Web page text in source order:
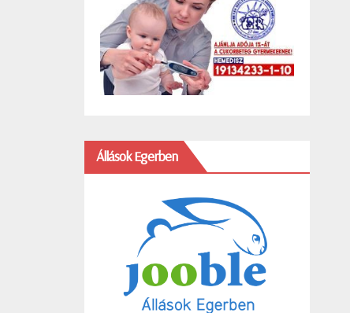
Állások Egerben